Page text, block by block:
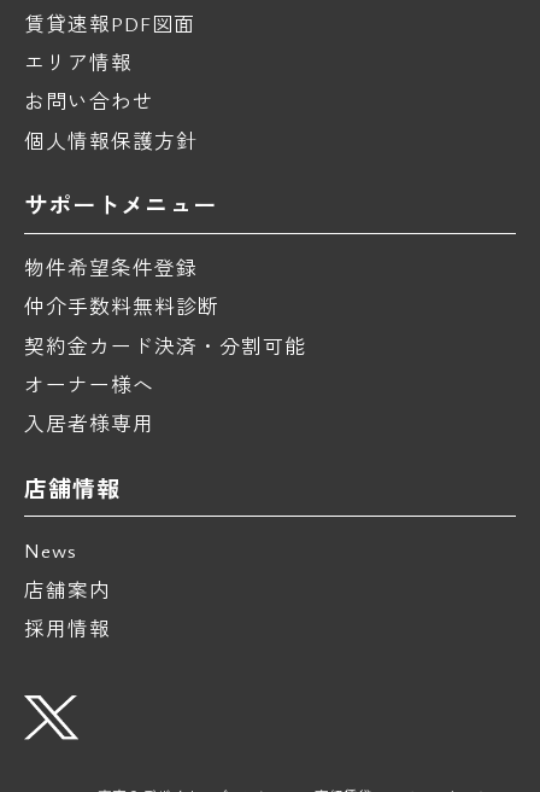
賃貸速報PDF図面
エリア情報
お問い合わせ
個人情報保護方針
サポートメニュー
物件希望条件登録
仲介手数料無料診断
契約金カード決済・分割可能
オーナー様へ
入居者様専用
店舗情報
News
店舗案内
採用情報